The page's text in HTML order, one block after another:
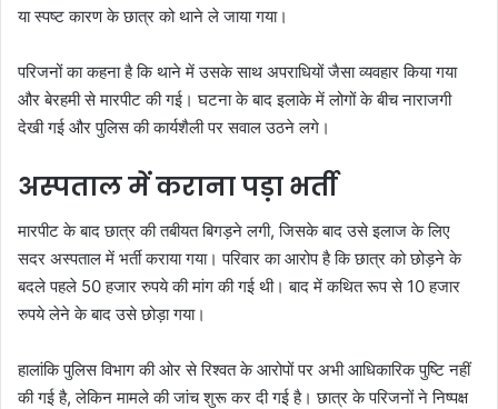
या स्पष्ट कारण के छात्र को थाने ले जाया गया।
परिजनों का कहना है कि थाने में उसके साथ अपराधियों जैसा व्यवहार किया गया
और बेरहमी से मारपीट की गई। घटना के बाद इलाके में लोगों के बीच नाराजगी
देखी गई और पुलिस की कार्यशैली पर सवाल उठने लगे।
अस्पताल में कराना पड़ा भर्ती
मारपीट के बाद छात्र की तबीयत बिगड़ने लगी, जिसके बाद उसे इलाज के लिए
सदर अस्पताल में भर्ती कराया गया। परिवार का आरोप है कि छात्र को छोड़ने के
बदले पहले 50 हजार रुपये की मांग की गई थी। बाद में कथित रूप से 10 हजार
रुपये लेने के बाद उसे छोड़ा गया।
हालांकि पुलिस विभाग की ओर से रिश्वत के आरोपों पर अभी आधिकारिक पुष्टि नहीं
की गई है, लेकिन मामले की जांच शुरू कर दी गई है। छात्र के परिजनों ने निष्पक्ष